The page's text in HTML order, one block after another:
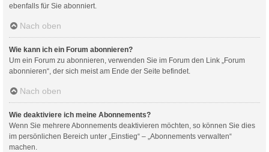
ebenfalls für Sie abonniert.
Nach oben
Wie kann ich ein Forum abonnieren?
Um ein Forum zu abonnieren, verwenden Sie im Forum den Link „Forum
abonnieren“, der sich meist am Ende der Seite befindet.
Nach oben
Wie deaktiviere ich meine Abonnements?
Wenn Sie mehrere Abonnements deaktivieren möchten, so können Sie dies
im persönlichen Bereich unter „Einstieg“ – „Abonnements verwalten“
machen.